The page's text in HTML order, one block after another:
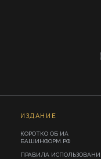
ИЗДАНИЕ
КОРОТКО ОБ ИА
БАШИНФОРМ.РФ
ПРАВИЛА